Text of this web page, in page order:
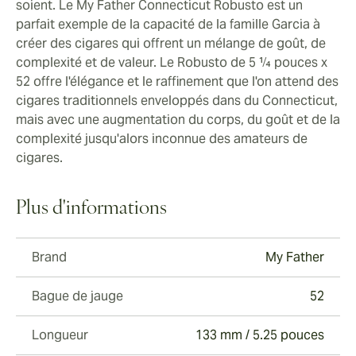
soient. Le My Father Connecticut Robusto est un
parfait exemple de la capacité de la famille Garcia à
créer des cigares qui offrent un mélange de goût, de
complexité et de valeur. Le Robusto de 5 ¼ pouces x
52 offre l'élégance et le raffinement que l'on attend des
cigares traditionnels enveloppés dans du Connecticut,
mais avec une augmentation du corps, du goût et de la
complexité jusqu'alors inconnue des amateurs de
cigares.
Plus d'informations
Brand My Father
Bague de jauge 52
Longueur 133 mm / 5.25 pouces